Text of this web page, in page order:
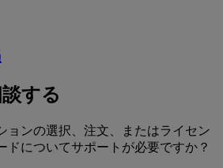
する
ョンの選択、注文、またはライセン
ドについてサポートが必要ですか？